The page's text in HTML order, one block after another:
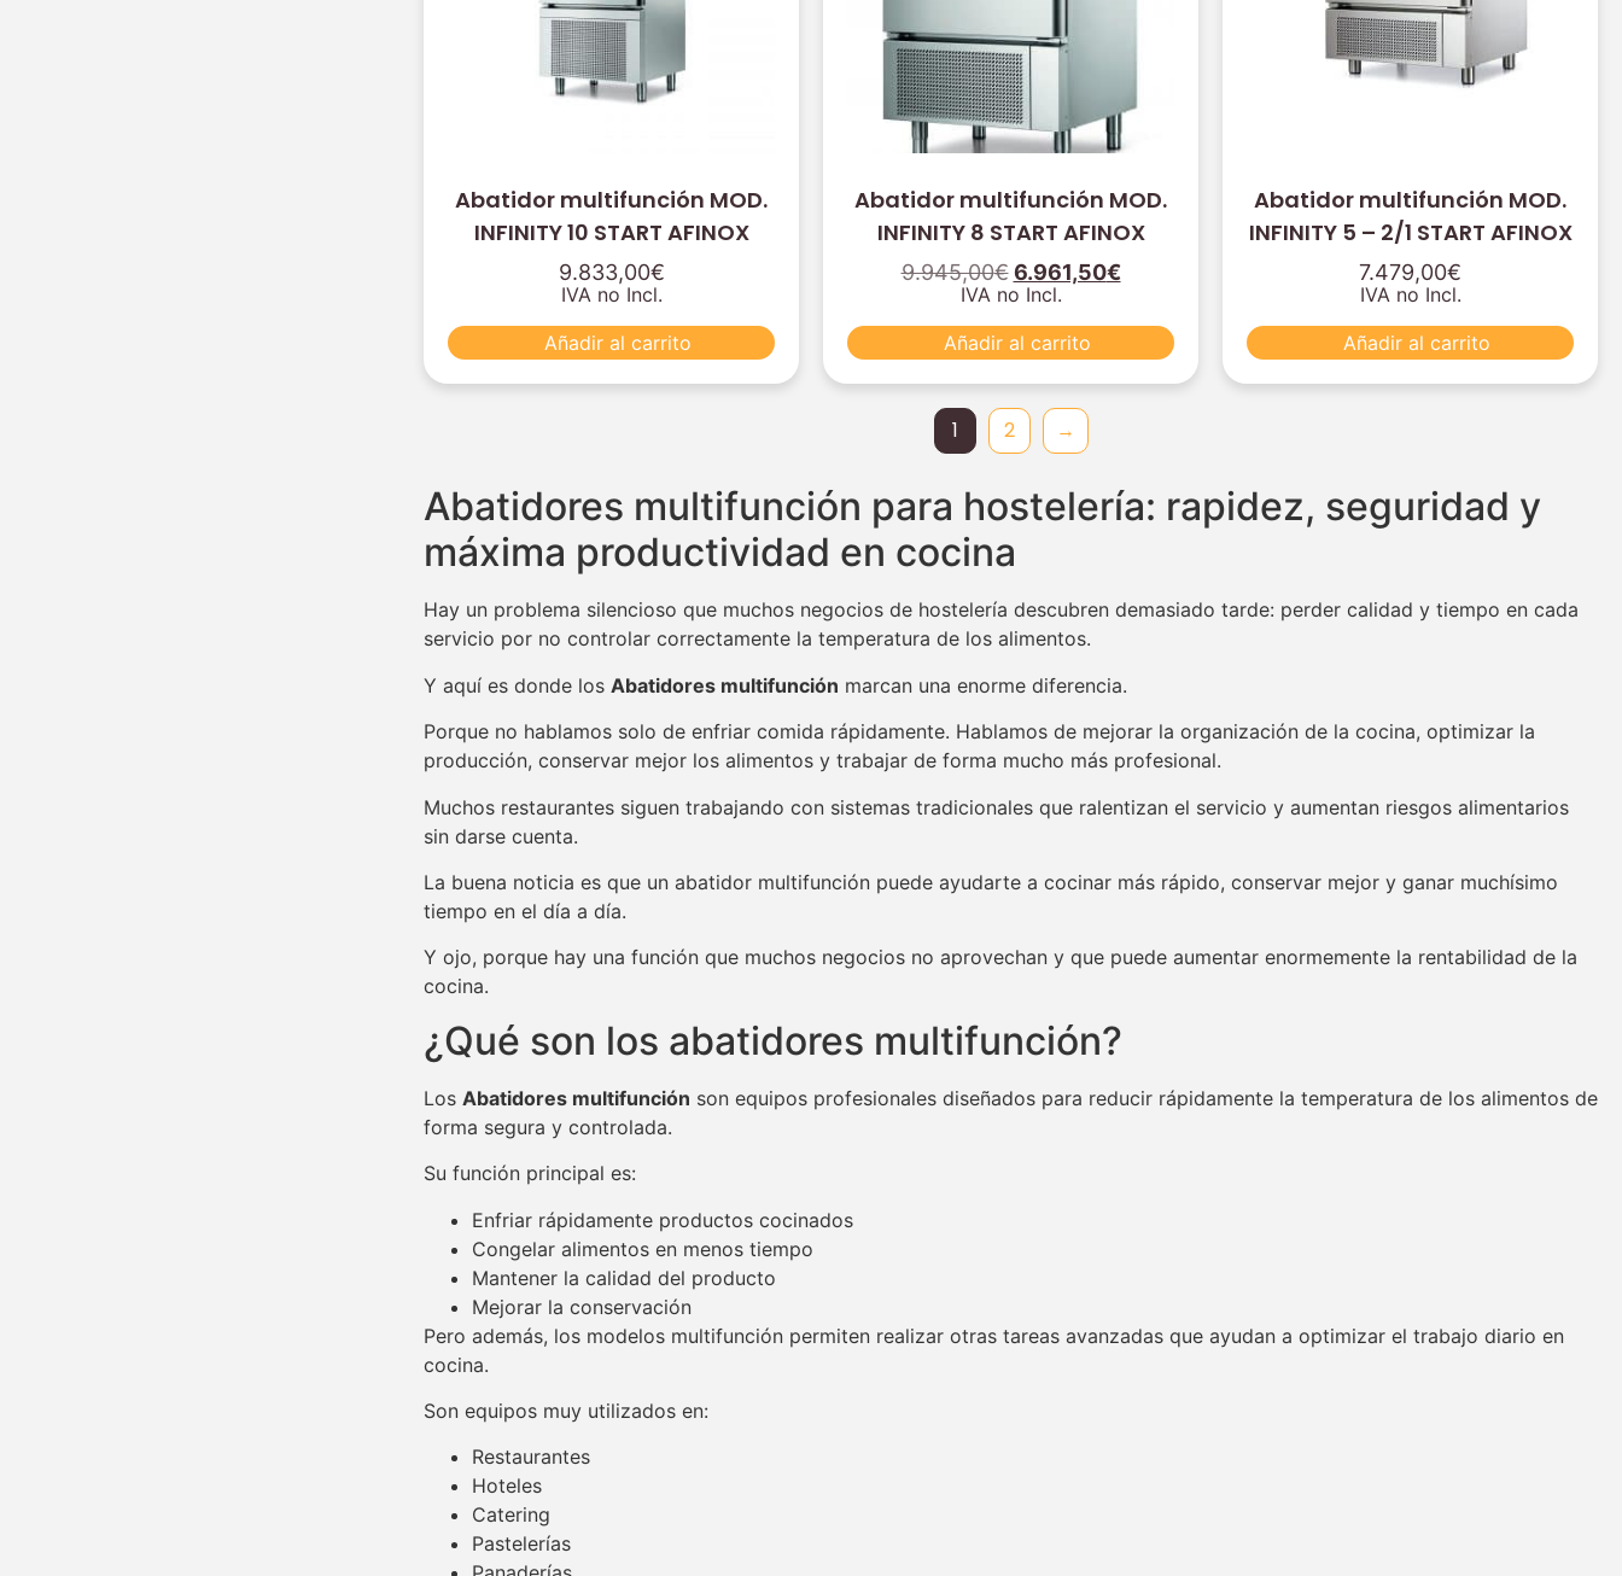
Abatidor multifunción MOD.
INFINITY 10 START AFINOX
9.833,00€
IVA no Incl.
Añadir al carrito
Abatidor multifunción MOD.
INFINITY 8 START AFINOX
9.945,00€ 6.961,50€
IVA no Incl.
Añadir al carrito
Abatidor multifunción MOD.
INFINITY 5 – 2/1 START AFINOX
7.479,00€
IVA no Incl.
Añadir al carrito
1 2 →
Abatidores multifunción para hostelería: rapidez, seguridad y
máxima productividad en cocina
Hay un problema silencioso que muchos negocios de hostelería descubren demasiado tarde: perder calidad y tiempo en cada
servicio por no controlar correctamente la temperatura de los alimentos.
Y aquí es donde los Abatidores multifunción marcan una enorme diferencia.
Porque no hablamos solo de enfriar comida rápidamente. Hablamos de mejorar la organización de la cocina, optimizar la
producción, conservar mejor los alimentos y trabajar de forma mucho más profesional.
Muchos restaurantes siguen trabajando con sistemas tradicionales que ralentizan el servicio y aumentan riesgos alimentarios
sin darse cuenta.
La buena noticia es que un abatidor multifunción puede ayudarte a cocinar más rápido, conservar mejor y ganar muchísimo
tiempo en el día a día.
Y ojo, porque hay una función que muchos negocios no aprovechan y que puede aumentar enormemente la rentabilidad de la
cocina.
¿Qué son los abatidores multifunción?
Los Abatidores multifunción son equipos profesionales diseñados para reducir rápidamente la temperatura de los alimentos de
forma segura y controlada.
Su función principal es:
Enfriar rápidamente productos cocinados
Congelar alimentos en menos tiempo
Mantener la calidad del producto
Mejorar la conservación
Pero además, los modelos multifunción permiten realizar otras tareas avanzadas que ayudan a optimizar el trabajo diario en
cocina.
Son equipos muy utilizados en:
Restaurantes
Hoteles
Catering
Pastelerías